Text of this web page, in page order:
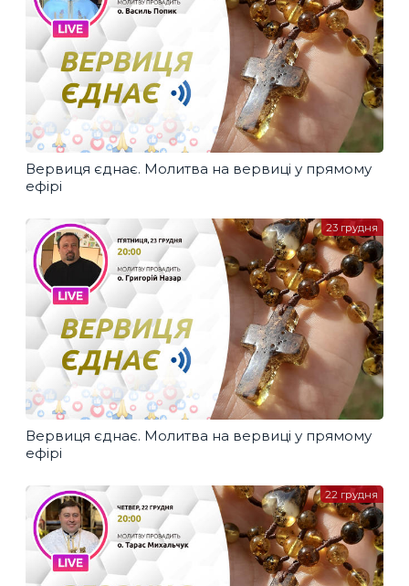
Вервиця єднає. Молитва на вервиці у прямому
ефірі
Вервиця єднає. Молитва на вервиці у прямому
ефірі
23 грудня
22 грудня